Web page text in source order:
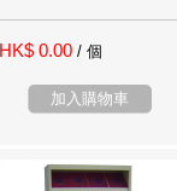
HK$ 0.00 / 個
加入購物車